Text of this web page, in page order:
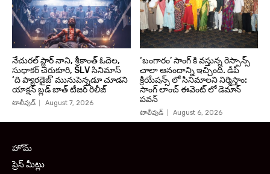
నేచురల్ స్టార్ నాని, శ్రీకాంత్ ఓదెల,
సుధాకర్ చెరుకూరి, SLV సినిమాస్
‘ది ప్యారడైజ్’ మునుపెన్నడూ చూడని
యాక్షన్ బ్లడ్ బాత్ టీజర్ రిలీజ్
టాలీవుడ్ August 7, 2026
‘బంగారం’ సాంగ్ కి వస్తున్న రెస్పాన్స్
చాలా ఆనందాన్ని ఇచ్చింది. డీపీ
క్రియేషన్స్ లో సినిమాలని నిర్మిస్తాం:
సాంగ్ లాంచ్ ఈవెంట్ లో డెమాన్
పవన్
టాలీవుడ్ August 6, 2026
హోమ్
ప్రెస్ మీట్లు